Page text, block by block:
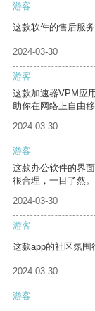
游客
这款软件的售后服
2024-03-30
游客
这款加速器VPM应
助你在网络上自由移
2024-03-30
游客
这款办公软件的界
很合理，一目了然。
2024-03-30
游客
这款app的社区氛围
2024-03-30
游客